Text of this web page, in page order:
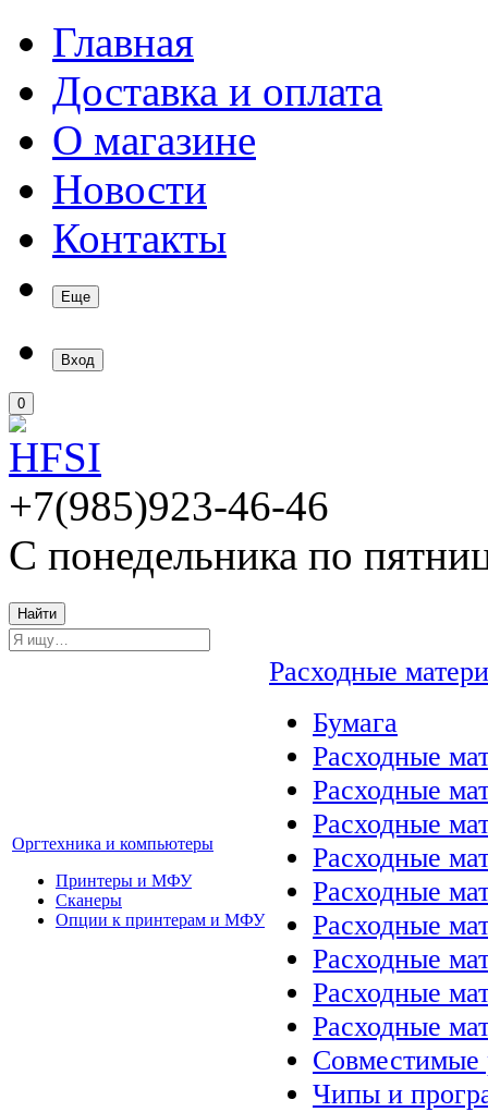
Главная
Доставка и оплата
О магазине
Новости
Контакты
Еще
Вход
0
+7(985)923-46-46
С понедельника по
Найти
Оргтехника и компьютеры
Принтеры и МФУ
Сканеры
Опции к принтерам и МФУ
Расходные
Бумага
Расходные
Расходные
Расходные
Расходные
Расходные
Расходные
Расходные
Расходные
Расходные
Совместимые
Чипы и